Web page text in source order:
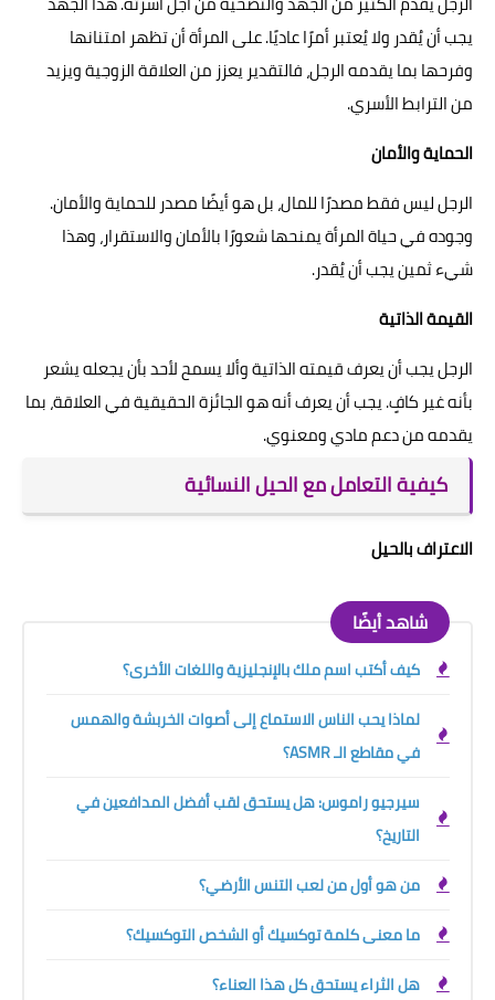
يجب أن يُقدر ولا يُعتبر أمرًا عاديًا. على المرأة أن تظهر امتنانها
وفرحها بما يقدمه الرجل، فالتقدير يعزز من العلاقة الزوجية ويزيد
من الترابط الأسري.
الحماية والأمان
الرجل ليس فقط مصدرًا للمال، بل هو أيضًا مصدر للحماية والأمان.
وجوده في حياة المرأة يمنحها شعورًا بالأمان والاستقرار، وهذا
شيء ثمين يجب أن يُقدر.
القيمة الذاتية
الرجل يجب أن يعرف قيمته الذاتية وألا يسمح لأحد بأن يجعله يشعر
بأنه غير كافٍ. يجب أن يعرف أنه هو الجائزة الحقيقية في العلاقة، بما
يقدمه من دعم مادي ومعنوي.
كيفية التعامل مع الحيل النسائية
الاعتراف بالحيل
شاهد أيضًا
كيف أكتب اسم ملك بالإنجليزية واللغات الأخرى؟
لماذا يحب الناس الاستماع إلى أصوات الخربشة والهمس
في مقاطع الـ ASMR؟
سيرجيو راموس: هل يستحق لقب أفضل المدافعين في
التاريخ؟
من هو أول من لعب التنس الأرضي؟
ما معنى كلمة توكسيك أو الشخص التوكسيك؟
هل الثراء يستحق كل هذا العناء؟